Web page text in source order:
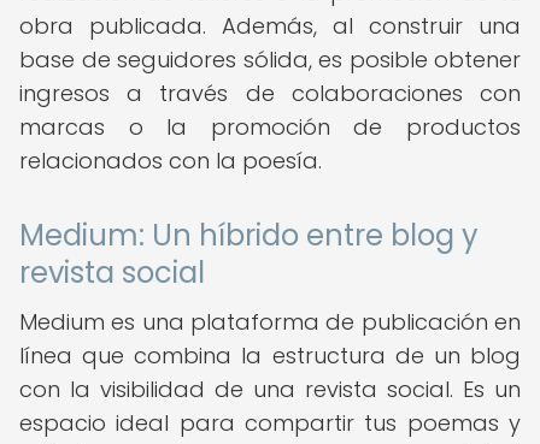
obra publicada. Además, al construir una
base de seguidores sólida, es posible obtener
ingresos a través de colaboraciones con
marcas o la promoción de productos
relacionados con la poesía.
Medium: Un híbrido entre blog y
revista social
Medium es una plataforma de publicación en
línea que combina la estructura de un blog
con la visibilidad de una revista social. Es un
espacio ideal para compartir tus poemas y